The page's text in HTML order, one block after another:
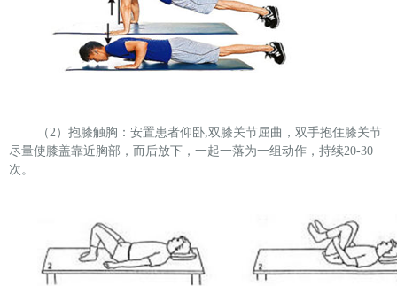
（2）抱膝触胸：安置患者仰卧,双膝关节屈曲，双手抱住膝关节
尽量使膝盖靠近胸部，而后放下，一起一落为一组动作，持续20-30
次。